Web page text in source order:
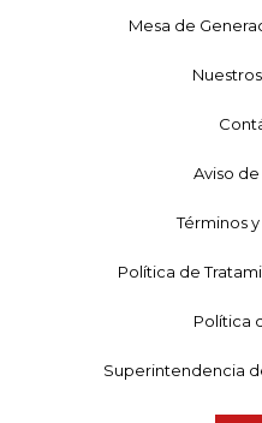
Mesa de
Aviso
Términos
Política de
Política
Superintendencia